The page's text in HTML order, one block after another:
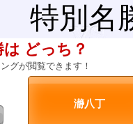
特別名
どっち？
グが閲覧できます！